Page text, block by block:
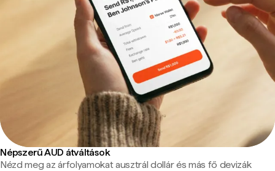
Népszerű AUD átváltások
Nézd meg az árfolyamokat ausztrál dollár és más fő devizák